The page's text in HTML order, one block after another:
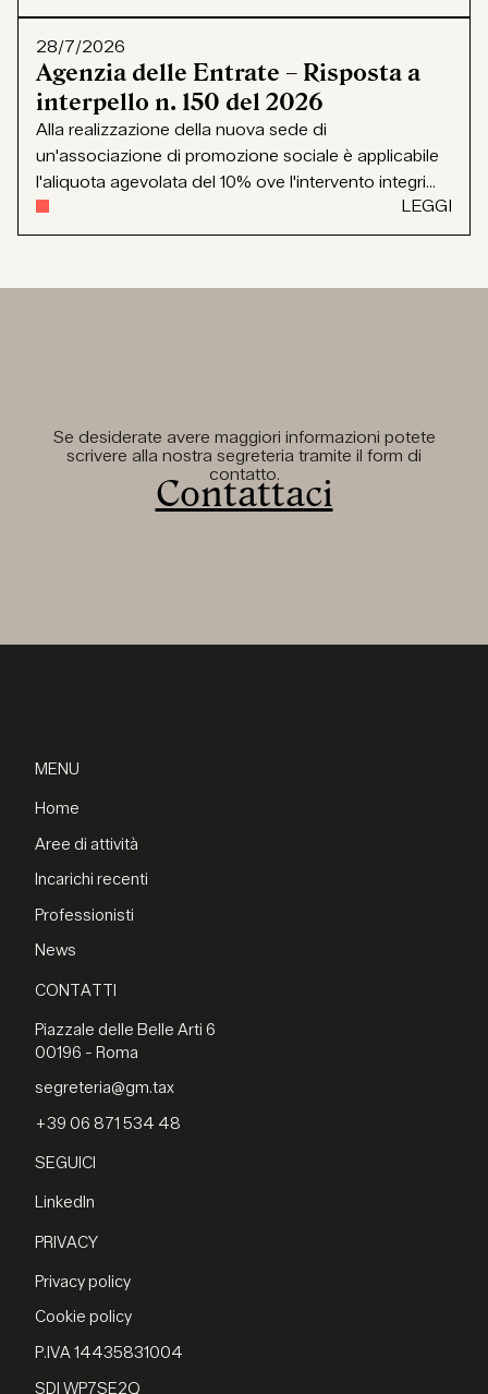
28/7/2026
Agenzia delle Entrate – Risposta a
interpello n. 150 del 2026
Alla realizzazione della nuova sede di
un'associazione di promozione sociale è applicabile
l'aliquota agevolata del 10% ove l'intervento integri...
LEGGI
Se desiderate avere maggiori informazioni potete
scrivere alla nostra segreteria tramite il form di
contatto.
Contattaci
MENU
Home
Aree di attività
Incarichi recenti
Professionisti
News
CONTATTI
Piazzale delle Belle Arti 6
00196 - Roma
segreteria@gm.tax
+39 06 871 534 48
SEGUICI
LinkedIn
PRIVACY
Privacy policy
Cookie policy
P.IVA 14435831004
SDI WP7SE2Q